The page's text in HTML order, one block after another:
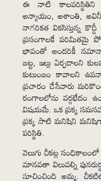
ఈ నాటి కాలపరిస్థితిని
అన్యాయం, అశాంతి, అవినీతి
నాగరికత వికసిస్తున్న
ప్రసంగాలకే పరిమితమై
భావంతో అందరికీ
బట్ట, ఇల్లు ఏర్పడాలని
కుటుంబం కావాలని
ప్రచారం చేసేవారు
రంగాలలోను వర్గభేదం
విషయమే. ఒక ప్రక్క
ప్రక్క సాటి మనిషిని
పరిస్థితి.
వెలుగు చీకట్ల
మానవతా విలువల్ని
సూచించింది అమ్మ.